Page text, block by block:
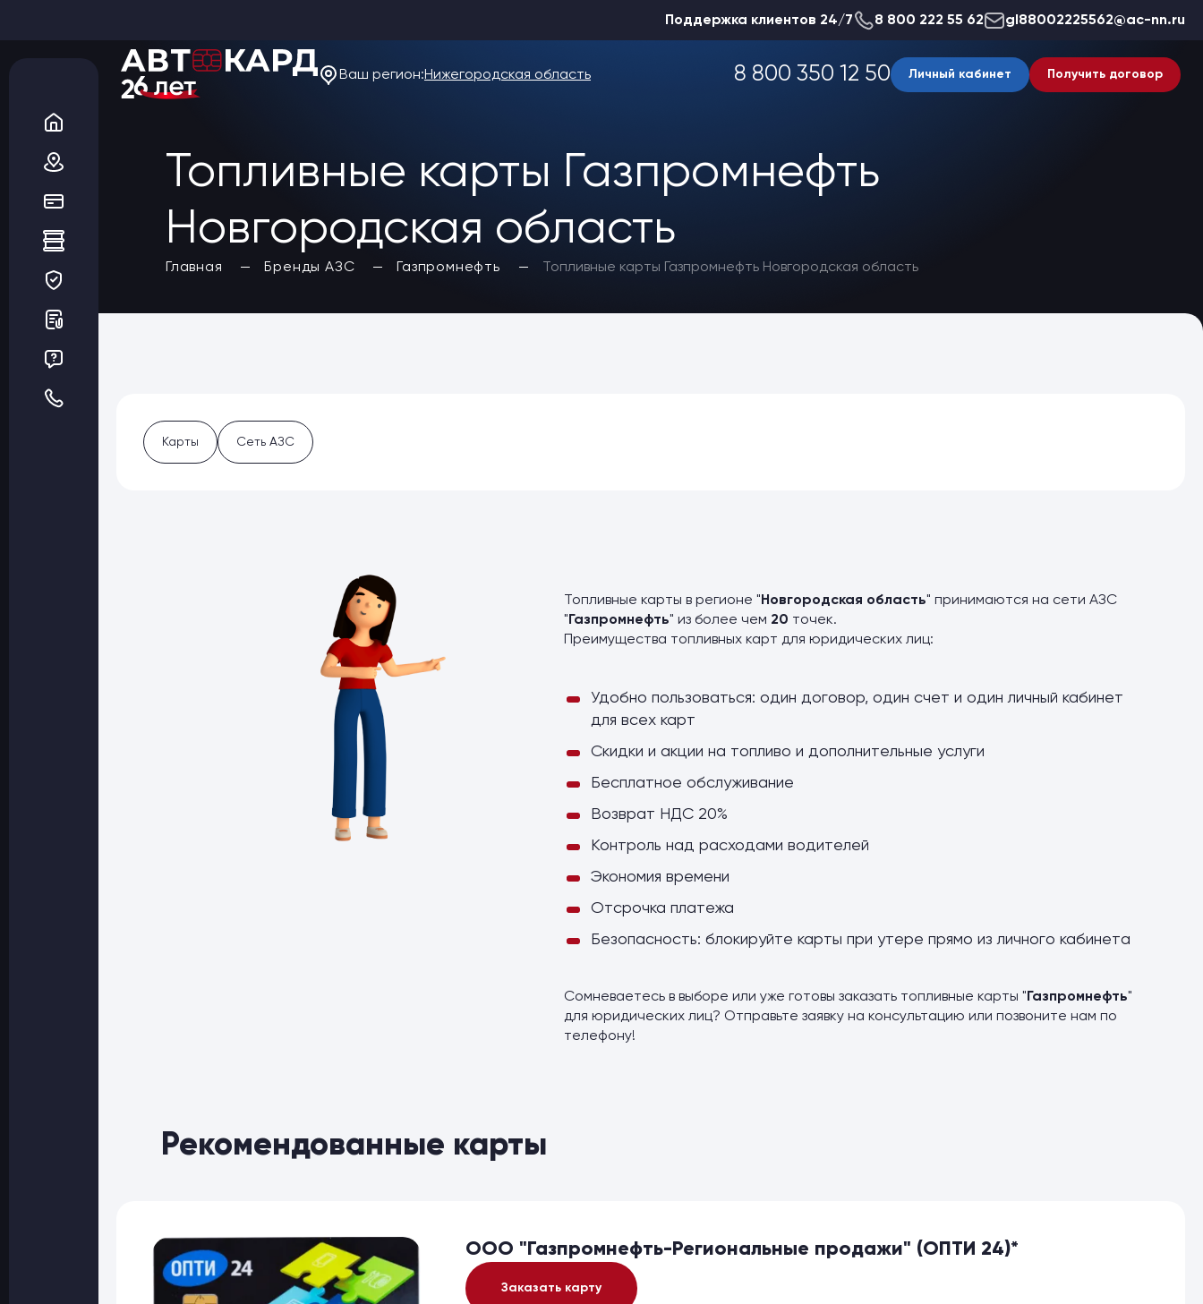
Поддержка клиентов 24/7 8 800 222 55 62 gl88002225562@ac-nn.ru
Ваш регион:Нижегородская область 8 800 350 12 50 Личный кабинет Получить договор
Топливные карты Газпромнефть
Новгородская область
Главная Бренды АЗС Газпромнефть Топливные карты Газпромнефть Новгородская область
Карты Сеть АЗС
Топливные карты в регионе " Новгородская область" принимаются на сети АЗС
" Газпромнефть" из более чем 20 точек.
Преимущества топливных карт для юридических лиц:
Удобно пользоваться: один договор, один счет и один личный кабинет
для всех карт
Скидки и акции на топливо и дополнительные услуги
Бесплатное обслуживание
Возврат НДС 20%
Контроль над расходами водителей
Экономия времени
Отсрочка платежа
Безопасность: блокируйте карты при утере прямо из личного кабинета
Сомневаетесь в выборе или уже готовы заказать топливные карты " Газпромнефть"
для юридических лиц? Отправьте заявку на консультацию или позвоните нам по
телефону!
Рекомендованные карты
ООО "Газпромнефть-Региональные продажи" (ОПТИ 24)*
Заказать карту
О компании
Акции
Благотворительность
Статьи
Топливные карты
Заказать карты
Получить выгоду
Регионы
Бренды АЗС
Шиномонтаж
Оптовые поставки
Топливо и автомасла по оптовым ценам
Страхование
Страхование физических лиц